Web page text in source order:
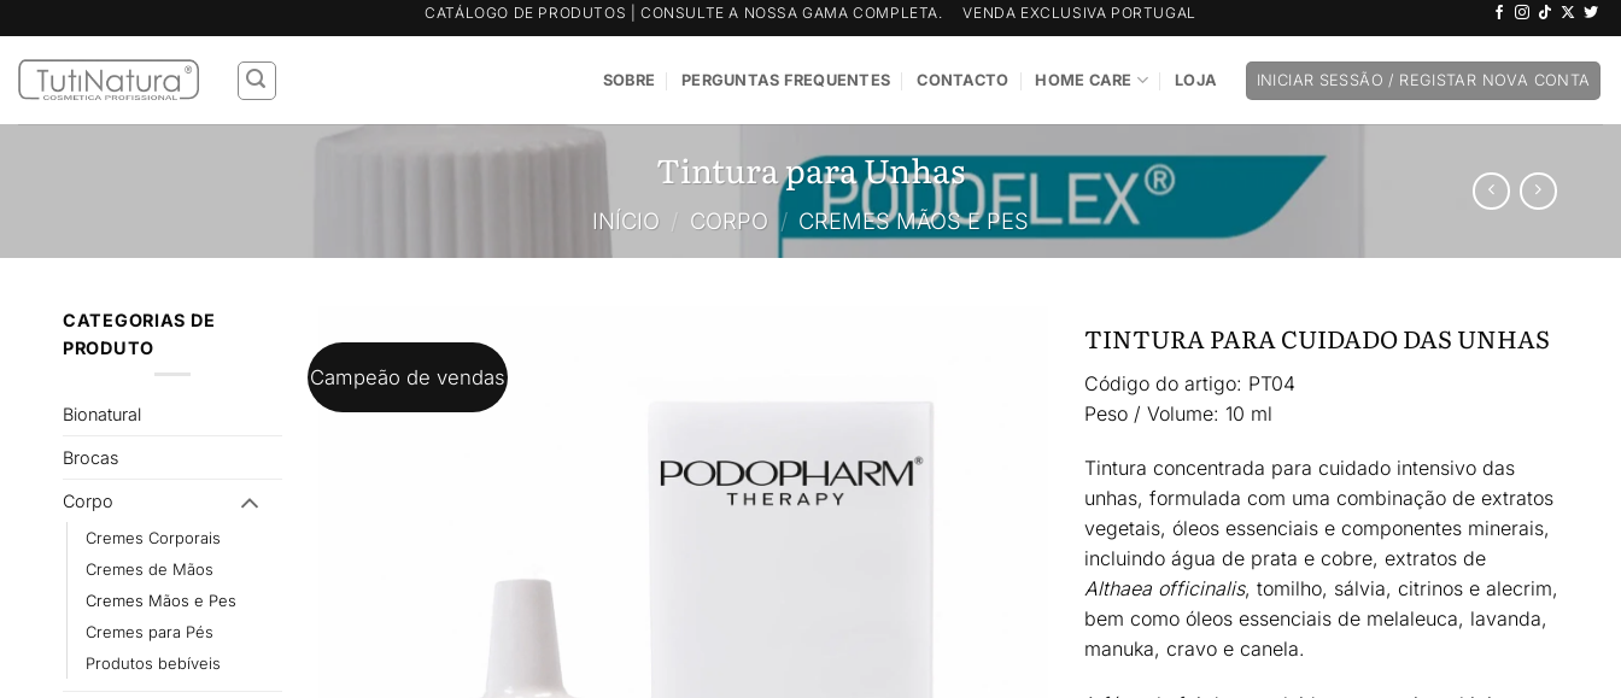
to
content
CATÁLOGO DE PRODUTOS | CONSULTE A NOSSA GAMA COMPLETA. VENDA EXCLUSIVA PORTUGAL
SOBRE PERGUNTAS FREQUENTES CONTACTO HOME CARE LOJA INICIAR SESSÃO / REGISTAR NOVA CONTA
Tintura para Unhas
INÍCIO / CORPO / CREMES MÃOS E PES
CATEGORIAS DE
PRODUTO
Bionatural
Brocas
Corpo
Cremes Corporais
Cremes de Mãos
Cremes Mãos e Pes
Cremes para Pés
Produtos bebíveis
Campeão de vendas
TINTURA PARA CUIDADO DAS UNHAS
Código do artigo: PT04
Peso / Volume: 10 ml
Tintura concentrada para cuidado intensivo das
unhas, formulada com uma combinação de extratos
vegetais, óleos essenciais e componentes minerais,
incluindo água de prata e cobre, extratos de
Althaea officinalis, tomilho, sálvia, citrinos e alecrim,
bem como óleos essenciais de melaleuca, lavanda,
manuka, cravo e canela.